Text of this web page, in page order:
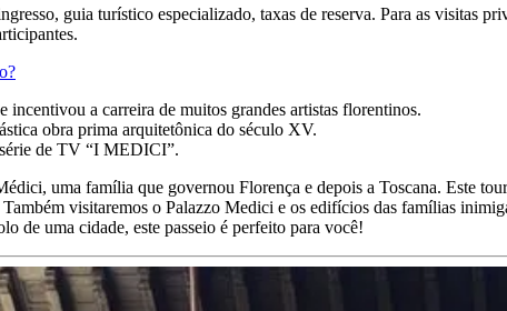
guia turístico especializado, taxas de reserva. Para as visitas
incentivou a carreira de muitos grandes artistas florentinos.
obra prima arquitetônica do século XV.
de TV “I MEDICI”.
uma família que governou Florença e depois a Toscana. Este
visitaremos o Palazzo Medici e os edifícios das famílias
de uma cidade, este passeio é perfeito para você!